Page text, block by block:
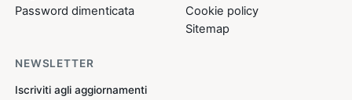
Password dimenticata
Cookie policy
Sitemap
NEWSLETTER
Iscriviti agli aggiornamenti